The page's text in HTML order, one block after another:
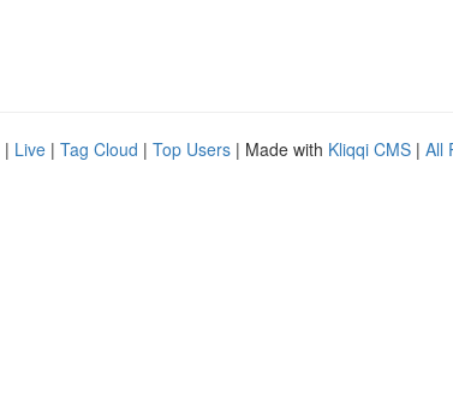
| Live | Tag Cloud | Top Users | Made with Kliqqi CMS | All